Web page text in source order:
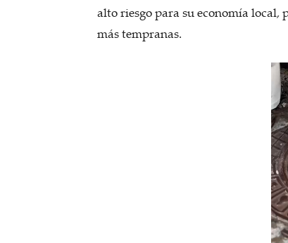
alto riesgo para su economía local,
más tempranas.